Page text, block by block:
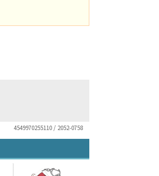
4549970255110 / 2052-0758